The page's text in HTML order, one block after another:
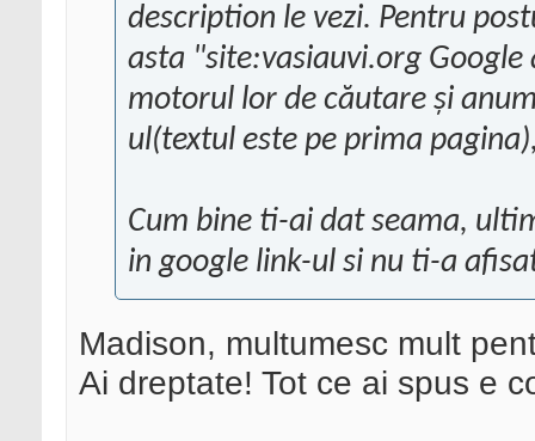
description le vezi. Pentru
asta "site:vasiauvi.org
motorul lor de căutare și
ul(textul este pe prima
Cum bine ti-ai dat seama,
in google link-ul si nu ti-a
Madison, multumesc mult
Ai dreptate! Tot ce ai spus e